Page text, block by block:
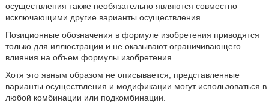
осуществления также необязательно являются совместно
исключающими другие варианты осуществления.
Позиционные обозначения в формуле изобретения приводятся
только для иллюстрации и не оказывают ограничивающего
влияния на объем формулы изобретения.
Хотя это явным образом не описывается, представленные
варианты осуществления и модификации могут использоваться в
любой комбинации или подкомбинации.